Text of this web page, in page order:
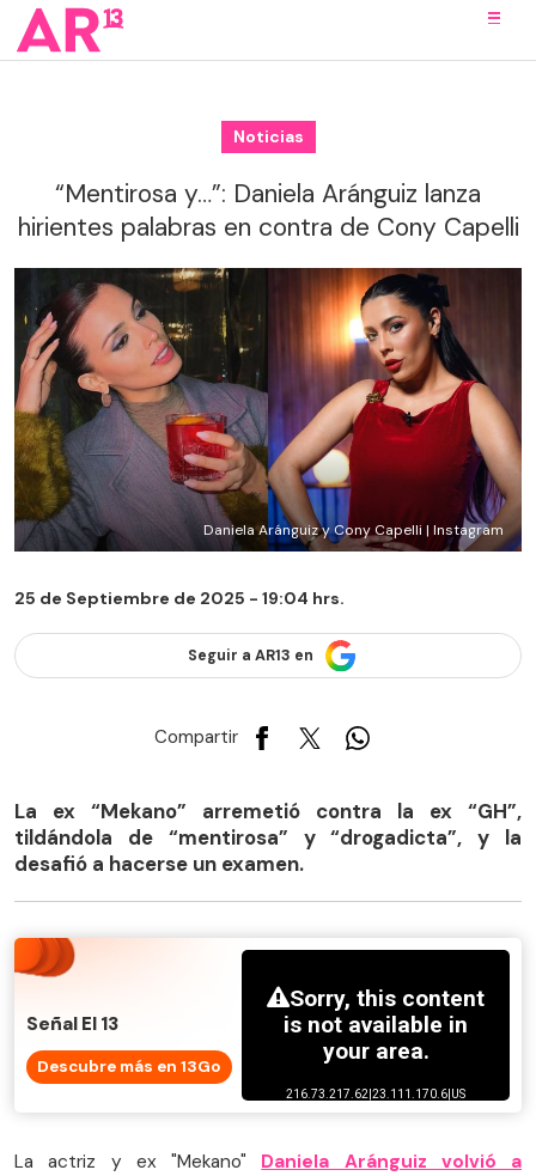
Noticias
“Mentirosa y…”: Daniela Aránguiz lanza
hirientes palabras en contra de Cony Capelli
Daniela Aránguiz y Cony Capelli | Instagram
25 de Septiembre de 2025 - 19:04 hrs.
Seguir a AR13 en
Compartir
La ex “Mekano” arremetió contra la ex “GH”,
tildándola de “mentirosa” y “drogadicta”, y la
desafió a hacerse un examen.
Señal El 13
Descubre más en 13Go
La actriz y ex "Mekano" Daniela Aránguiz volvió a